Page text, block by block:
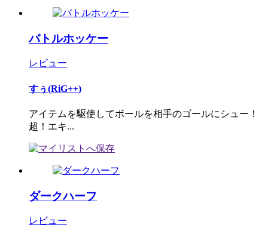
バトルホッケー
レビュー
すぅ(RiG++)
アイテムを駆使してボールを相手のゴールにシュー！
超！エキ...
ダークハーフ
レビュー